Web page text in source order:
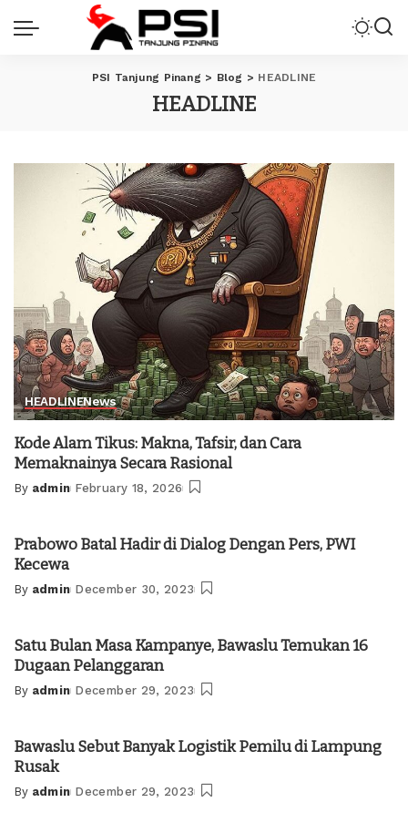
PSI Tanjung Pinang > Blog > HEADLINE
HEADLINE
HEADLINENews
Kode Alam Tikus: Makna, Tafsir, dan Cara
Memaknainya Secara Rasional
Posted
By admin February 18, 2026
Prabowo Batal Hadir di Dialog Dengan Pers, PWI
Kecewa
Posted
By admin December 30, 2023
Satu Bulan Masa Kampanye, Bawaslu Temukan 16
Dugaan Pelanggaran
Posted
By admin December 29, 2023
Bawaslu Sebut Banyak Logistik Pemilu di Lampung
Rusak
Posted
By admin December 29, 2023